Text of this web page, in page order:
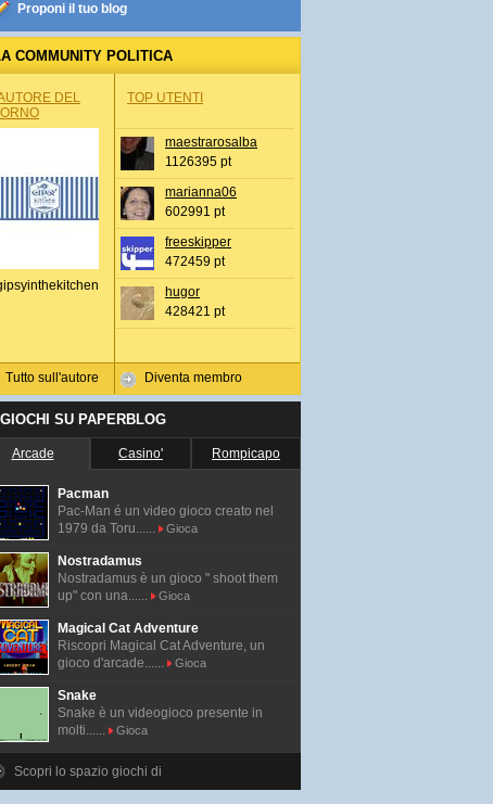
Proponi il tuo blog
COMMUNITY POLITICA
DEL
Tutto sull'autore
TOP UTENTI
maestrarosalba
1126395 pt
marianna06
602991 pt
freeskipper
472459 pt
hugor
428421 pt
Diventa membro
I GIOCHI SU PAPERBLOG
Arcade Casino' Rompicapo
Pacman
Pac-Man é un video gioco creato nel
1979 da Toru......
Gioca
Nostradamus
Nostradamus è un gioco " shoot them
up" con una......
Gioca
Magical Cat Adventure
Riscopri Magical Cat Adventure, un
gioco d'arcade......
Gioca
Snake
Snake è un videogioco presente in
molti......
Gioca
Scopri lo spazio giochi di